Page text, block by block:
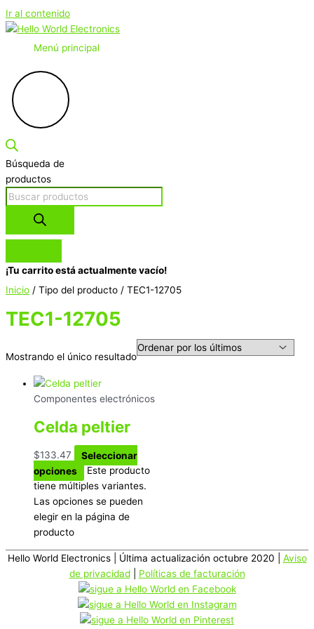
Ir al contenido
Menú principal
Búsqueda de
productos
¡Tu carrito está actualmente vacío!
Inicio / Tipo del producto / TEC1-12705
TEC1-12705
Mostrando el único resultado
Componentes electrónicos
Celda peltier
$133.47
Seleccionar
opciones
Este producto
tiene múltiples variantes.
Las opciones se pueden
elegir en la página de
producto
Hello World Electronics| Última actualización octubre 2020 | Aviso
de privacidad| Políticas de facturación